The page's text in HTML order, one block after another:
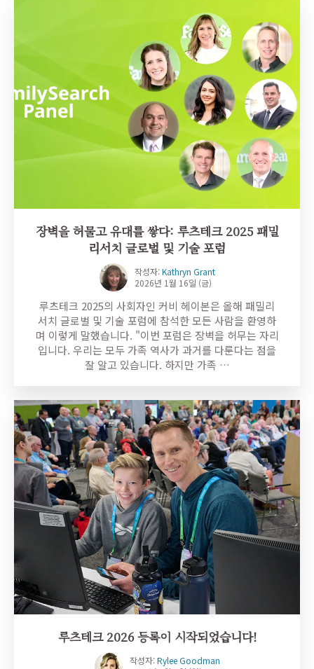
장벽을 허물고 유대를 쌓다: 루츠테크 2025 패밀
리서치 글로벌 및 기술 포럼
작성자:Kathryn Grant
2026년 1월 16일 (금)
루츠테크 2025의 사회자인 커비 헤이본은 올해 패밀리
서치 글로벌 및 기술 포럼에 참석한 모든 사람을 환영하
며 이렇게 말했습니다. "이번 포럼은 장벽을 허무는 자리
입니다. 우리는 모두 가족 역사가 과거를 다룬다는 점을
잘 알고 있습니다. 하지만 가족 …
루츠테크 2026 등록이 시작되었습니다!
작성자:Rylee Goodman